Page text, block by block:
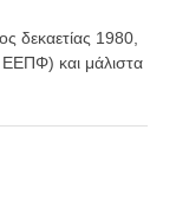
δεκαετίας 1980,
ΕΕΠΦ) και μάλιστα